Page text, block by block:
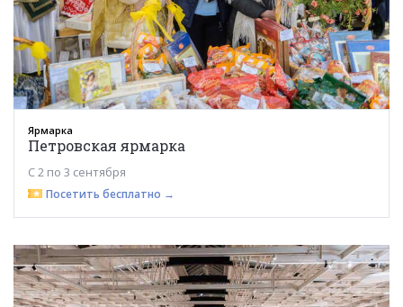
Ярмарка
Петровская ярмарка
С 2 по 3 сентября
Посетить бесплатно →